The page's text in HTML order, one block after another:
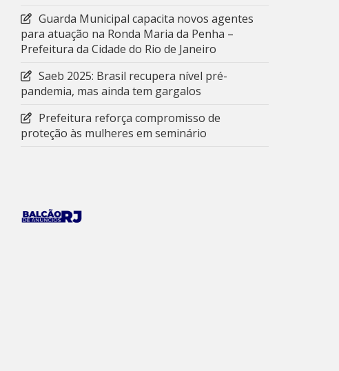
Guarda Municipal capacita novos agentes
para atuação na Ronda Maria da Penha –
Prefeitura da Cidade do Rio de Janeiro
Saeb 2025: Brasil recupera nível pré-
pandemia, mas ainda tem gargalos
Prefeitura reforça compromisso de
proteção às mulheres em seminário